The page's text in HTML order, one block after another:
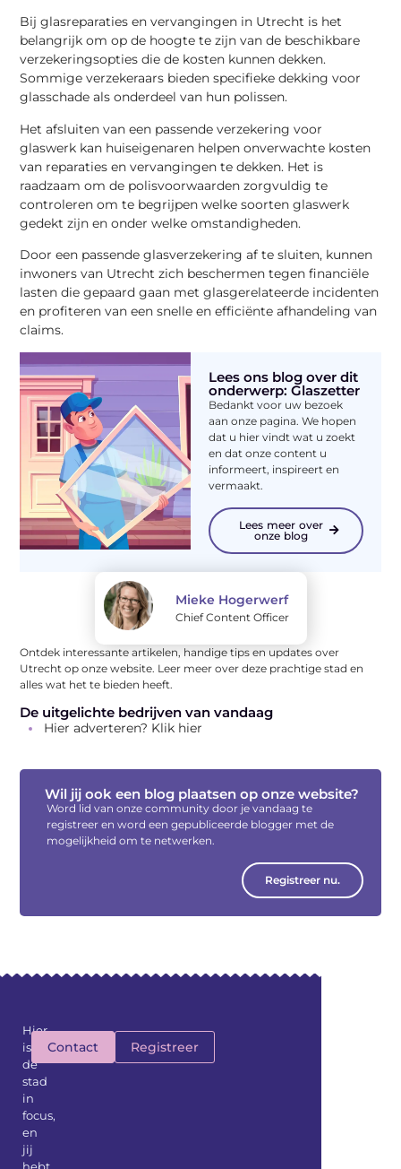
Bij glasreparaties en vervangingen in Utrecht is het
belangrijk om op de hoogte te zijn van de beschikbare
verzekeringsopties die de kosten kunnen dekken.
Sommige verzekeraars bieden specifieke dekking voor
glasschade als onderdeel van hun polissen.
Het afsluiten van een passende verzekering voor
glaswerk kan huiseigenaren helpen onverwachte kosten
van reparaties en vervangingen te dekken. Het is
raadzaam om de polisvoorwaarden zorgvuldig te
controleren om te begrijpen welke soorten glaswerk
gedekt zijn en onder welke omstandigheden.
Door een passende glasverzekering af te sluiten, kunnen
inwoners van Utrecht zich beschermen tegen financiële
lasten die gepaard gaan met glasgerelateerde incidenten
en profiteren van een snelle en efficiënte afhandeling van
claims.
Lees ons blog over dit
onderwerp: Glaszetter
Bedankt voor uw bezoek
aan onze pagina. We hopen
dat u hier vindt wat u zoekt
en dat onze content u
informeert, inspireert en
vermaakt.
Lees meer over
onze blog
Mieke Hogerwerf
Chief Content Officer
Ontdek interessante artikelen, handige tips en updates over
Utrecht op onze website. Leer meer over deze prachtige stad en
alles wat het te bieden heeft.
De uitgelichte bedrijven van vandaag
Hier adverteren? Klik hier
Wil jij ook een blog plaatsen op onze website?
Word lid van onze community door je vandaag te
registreer en word een gepubliceerde blogger met de
mogelijkheid om te netwerken.
Registreer nu.
Hier
is
de
stad
in
focus,
en
jij
Contact Registreer